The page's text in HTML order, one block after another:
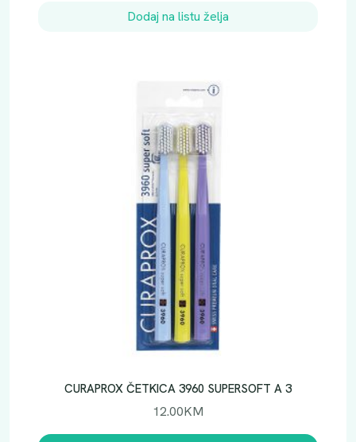
Dodaj na listu želja
CURAPROX ČETKICA 3960 SUPERSOFT A 3
12.00KM